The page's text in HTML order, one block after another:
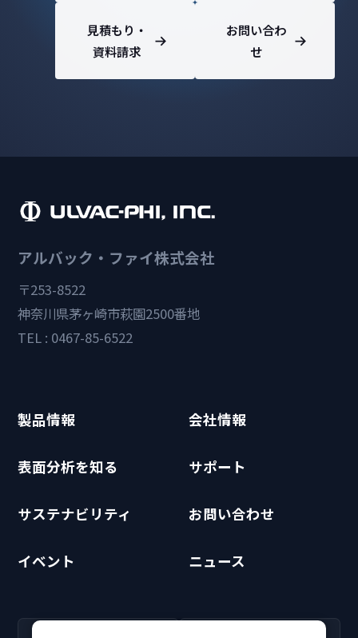
見積もり・
資料請求
お問い合わ
せ
アルバック・ファイ株式会社
〒253-8522
神奈川県茅ヶ崎市萩園2500番地
TEL : 0467-85-6522
製品情報 会社情報
表面分析を知る サポート
サステナビリティ お問い合わせ
イベント ニュース